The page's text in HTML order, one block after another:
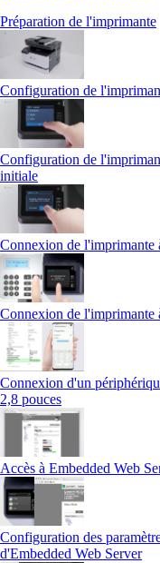
Préparation de l'imprimante
Configuration de
Configuration de
initiale
Connexion de l'imprimante
Connexion de l'imprimante
Connexion d'un
2,8 pouces
Accès à Embedded Web
Configuration des
d'Embedded Web Server